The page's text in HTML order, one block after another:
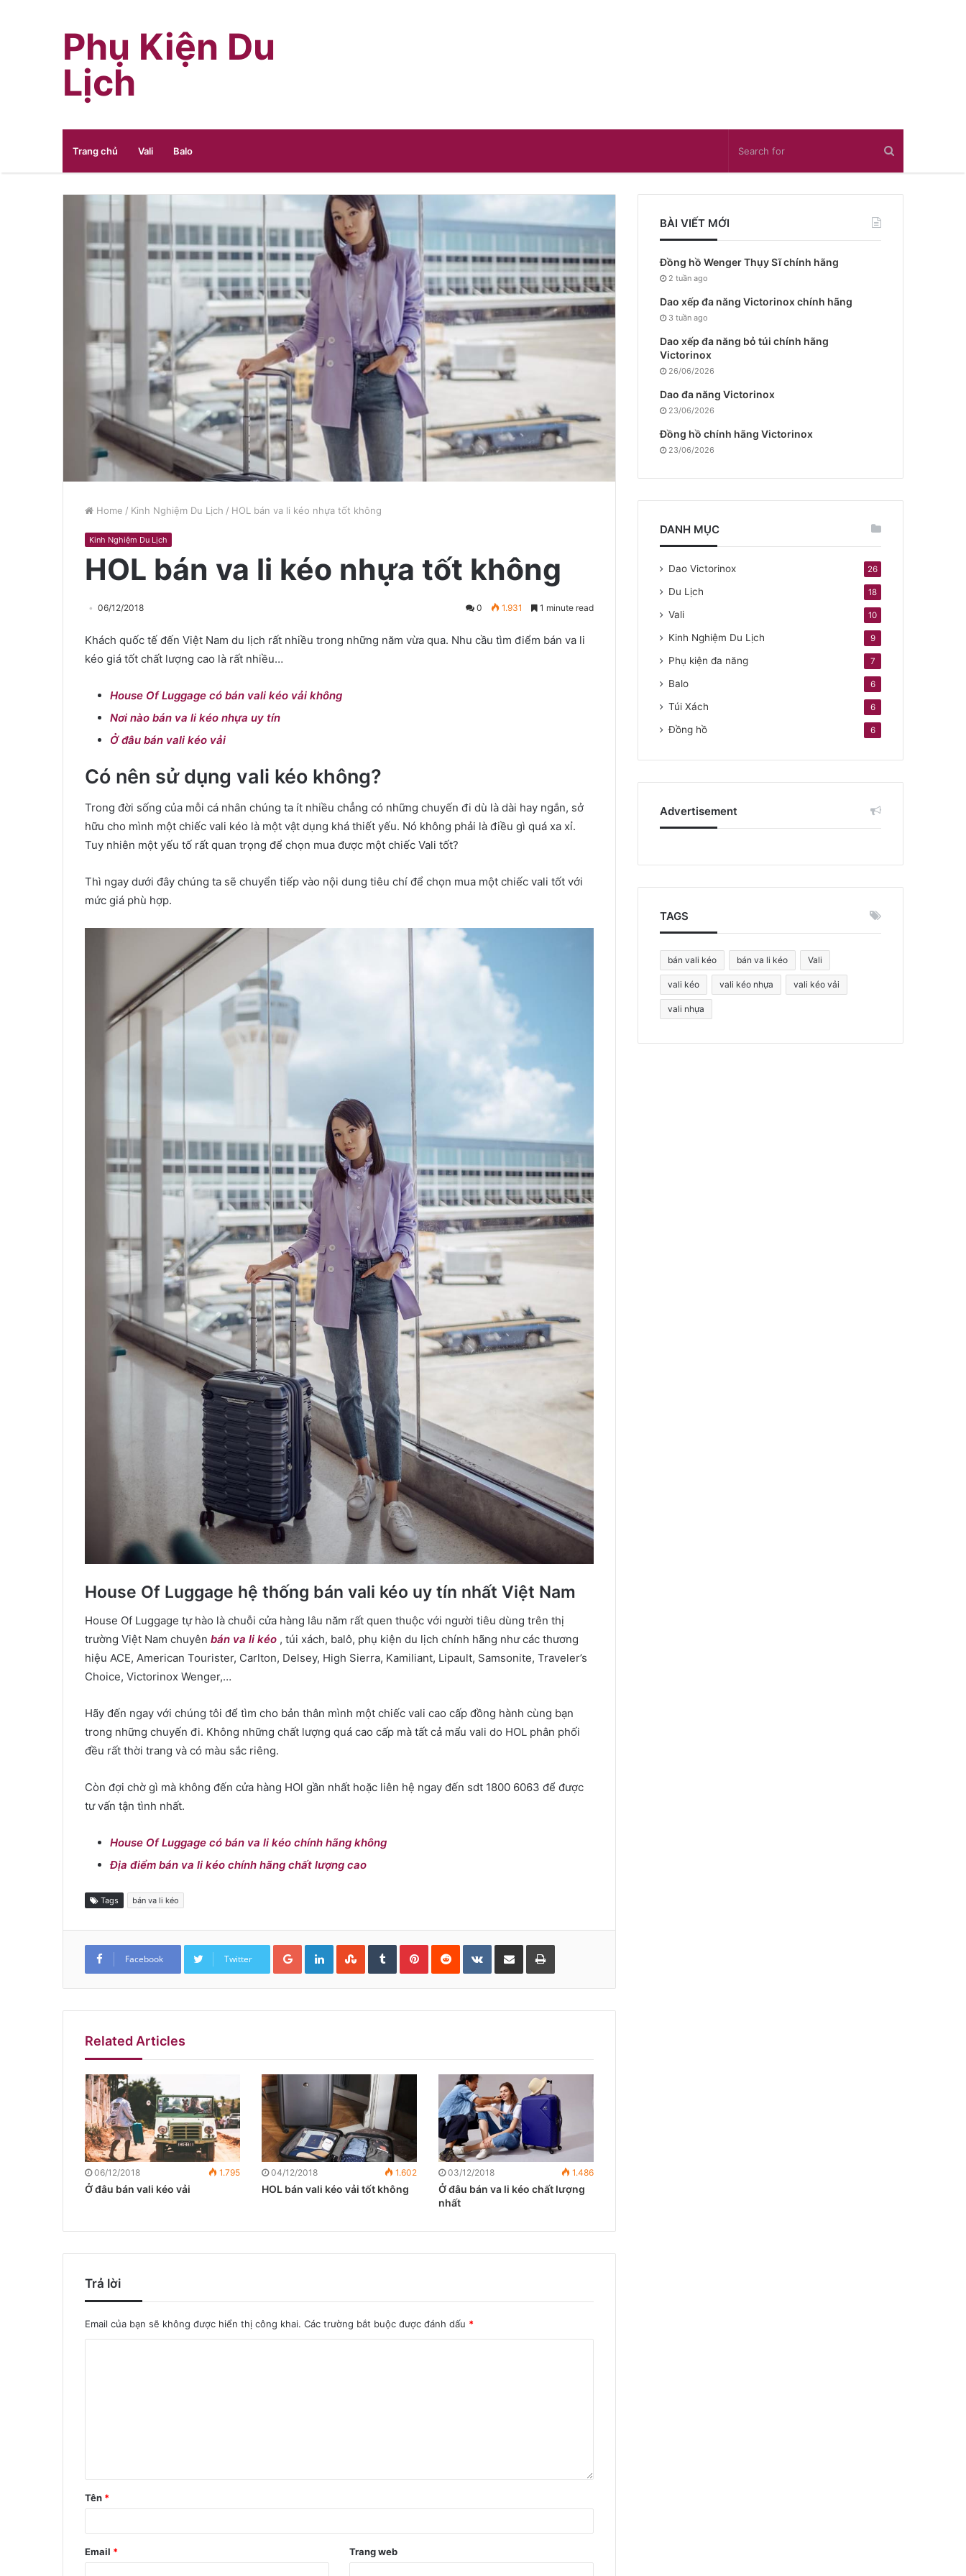
Phụ Kiện Du
Lịch
Trang chủ Vali Balo
Home / Kinh Nghiệm Du Lịch / HOL bán va li kéo nhựa tốt không
Kinh Nghiệm Du Lịch
HOL bán va li kéo nhựa tốt không
06/12/2018 0 1.931 1 minute read
Khách quốc tế đến Việt Nam du lịch rất nhiều trong những năm vừa qua. Nhu cầu tìm điểm bán va li
kéo giá tốt chất lượng cao là rất nhiều…
House Of Luggage có bán vali kéo vải không
Nơi nào bán va li kéo nhựa uy tín
Ở đâu bán vali kéo vải
Có nên sử dụng vali kéo không?
Trong đời sống của mỗi cá nhân chúng ta ít nhiều chẳng có những chuyến đi dù là dài hay ngắn, sở
hữu cho mình một chiếc vali kéo là một vật dụng khá thiết yếu. Nó không phải là điều gì quá xa xỉ.
Tuy nhiên một yếu tố rất quan trọng để chọn mua được một chiếc Vali tốt?
Thì ngay dưới đây chúng ta sẽ chuyển tiếp vào nội dung tiêu chí để chọn mua một chiếc vali tốt với
mức giá phù hợp.
House Of Luggage hệ thống bán vali kéo uy tín nhất Việt Nam
House Of Luggage tự hào là chuỗi cửa hàng lâu năm rất quen thuộc với người tiêu dùng trên thị
trường Việt Nam chuyên bán va li kéo , túi xách, balô, phụ kiện du lịch chính hãng như các thương
hiệu ACE, American Tourister, Carlton, Delsey, High Sierra, Kamiliant, Lipault, Samsonite, Traveler’s
Choice, Victorinox Wenger,…
Hãy đến ngay với chúng tôi để tìm cho bản thân mình một chiếc vali cao cấp đồng hành cùng bạn
trong những chuyến đi. Không những chất lượng quá cao cấp mà tất cả mẩu vali do HOL phân phối
đều rất thời trang và có màu sắc riêng.
Còn đợi chờ gì mà không đến cửa hàng HOl gần nhất hoặc liên hệ ngay đến sdt 1800 6063 để được
tư vấn tận tình nhất.
House Of Luggage có bán va li kéo chính hãng không
Địa điểm bán va li kéo chính hãng chất lượng cao
Tags bán va li kéo
Facebook Twitter
Google+ LinkedIn StumbleUpon Tumblr Pinterest Reddit VKontakte
Related Articles
06/12/2018 1.795
Ở đâu bán vali kéo vải
04/12/2018 1.602
HOL bán vali kéo vải tốt không
03/12/2018 1.486
Ở đâu bán va li kéo chất lượng
nhất
Trả lời
Email của bạn sẽ không được hiển thị công khai. Các trường bắt buộc được đánh dấu *
Tên *
Email * Trang web
BÀI VIẾT MỚI
Đồng hồ Wenger Thụy Sĩ chính hãng
2 tuần ago
Dao xếp đa năng Victorinox chính hãng
3 tuần ago
Dao xếp đa năng bỏ túi chính hãng
Victorinox
26/06/2026
Dao đa năng Victorinox
23/06/2026
Đồng hồ chính hãng Victorinox
23/06/2026
DANH MỤC
Dao Victorinox 26
Du Lịch 18
Vali 10
Kinh Nghiệm Du Lịch 9
Phụ kiện đa năng 7
Balo 6
Túi Xách 6
Đồng hồ 6
Advertisement
TAGS
bán vali kéo bán va li kéo Vali
vali kéo vali kéo nhựa vali kéo vải
vali nhựa